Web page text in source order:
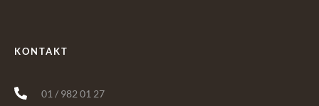
KONTAKT
01 / 982 01 27